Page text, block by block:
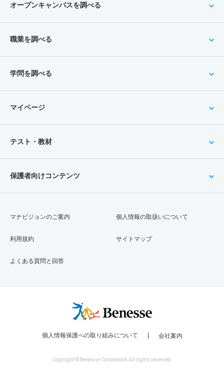
オープンキャンパスを調べる
職業を調べる
学問を調べる
マイページ
テスト・教材
保護者向けコンテンツ
マナビジョンのご案内
利用規約
よくある質問と回答
個人情報の取扱いについて
サイトマップ
個人情報保護への取り組みについて 会社案内
Copyright © Benesse Corporation All rights reserved.